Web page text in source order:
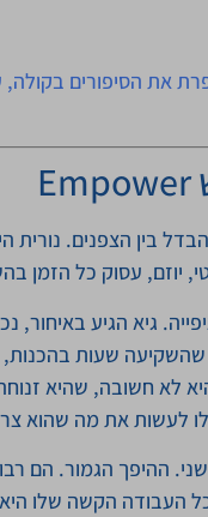
את הסיפורים בקולה,
גיא הגיע
שהשקיעה שעות
לא חשובה, שהיא
לעשות את מה שהוא
ההיפך הגמור. הם
העבודה הקשה שלו